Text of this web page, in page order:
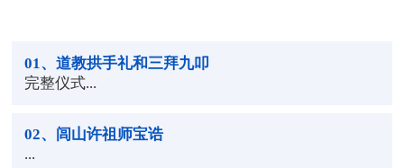
01 、道教拱手礼和三拜九叩
完整仪式...
02、闾山许祖师宝诰
...